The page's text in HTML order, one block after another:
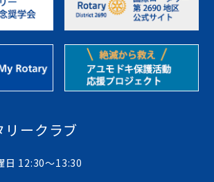
リークラブ
日 12:30〜13:30